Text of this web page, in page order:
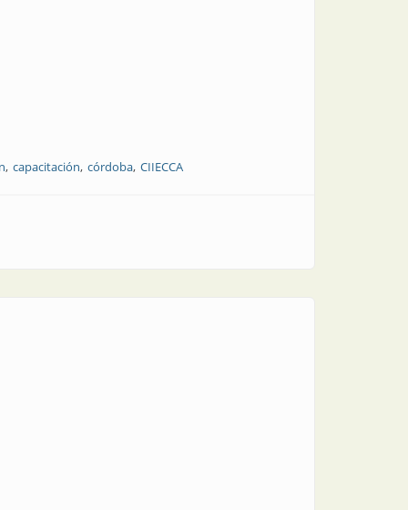
capacitación córdoba CIIECCA